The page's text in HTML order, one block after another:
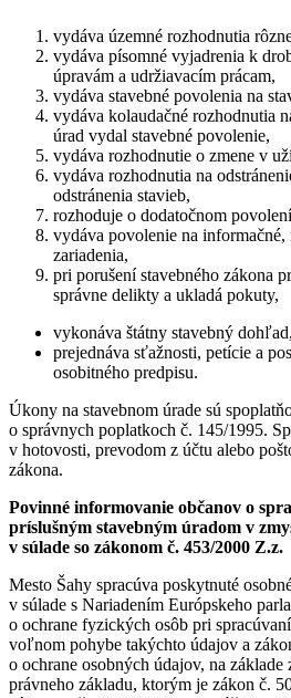
vydáva územné rozhodnutia
vydáva písomné vyjadrenia k
úpravám a udržiavacím prácam,
vydáva stavebné povolenia na
vydáva kolaudačné rozhodnutia
úrad vydal stavebné povolenie,
vydáva rozhodnutie o zmene v
vydáva rozhodnutia na
odstránenia stavieb,
rozhoduje o dodatočnom
vydáva povolenie na informačné,
zariadenia,
pri porušení stavebného zákona
správne delikty a ukladá pokuty,
vykonáva štátny stavebný dohľad,
prejednáva sťažnosti, petície a
osobitného predpisu.
Úkony na stavebnom úrade sú
o správnych poplatkoch č. 145/1995.
v hotovosti, prevodom z účtu alebo
zákona.
Povinné informovanie občanov o
príslušným stavebným úradom v
v súlade so zákonom č. 453/2000 Z.z.
Mesto Šahy spracúva poskytnuté
v súlade s Nariadením Európskeho
o ochrane fyzických osôb pri
voľnom pohybe takýchto údajov a
o ochrane osobných údajov, na základe
právneho základu, ktorým je zákon č.